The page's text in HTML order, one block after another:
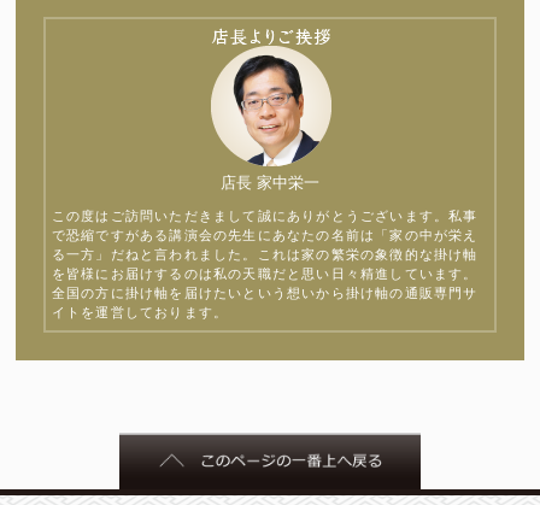
店長 家中栄一
この度はご訪問いただきまして誠にありがとうございます。私事
で恐縮ですがある講演会の先生にあなたの名前は「家の中が栄え
る一方」だねと言われました。これは家の繁栄の象徴的な掛け軸
を皆様にお届けするのは私の天職だと思い日々精進しています。
全国の方に掛け軸を届けたいという想いから掛け軸の通販専門サ
イトを運営しております。